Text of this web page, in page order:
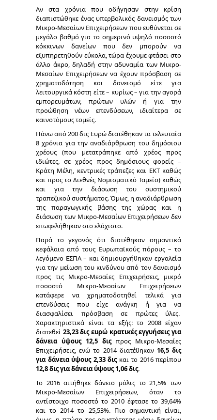
Αν στα χρόνια που οδήγησαν στην κρίση
διαπιστώθηκε ένας υπερβολικός δανεισμός των
Μικρο-Μεσαίων Επιχειρήσεων που ευθύνεται σε
μεγάλο βαθμό για το σημερινό υψηλό ποσοστό
κόκκινων δανείων που δεν μπορούν να
εξυπηρετηθούν εύκολα, τώρα έχουμε φτάσει στο
άλλο άκρο, δηλαδή στην αδυναμία των Μικρο-
Μεσαίων Επιχειρήσεων να έχουν πρόσβαση σε
χρηματοδότηση και δανεισμό είτε για
λειτουργικά κόστη είτε – κυρίως – για την αγορά
εμπορευμάτων, πρώτων υλών ή για την
προώθηση νέων επενδύσεων, ιδιαίτερα σε
καινοτόμους τομείς.
Πάνω από 200 δις Ευρώ διατέθηκαν τα τελευταία
8 χρόνια για την αναδιάρθρωση του δημόσιου
χρέους (που μετατράπηκε από χρέος προς
ιδιώτες, σε χρέος προς δημόσιους φορείς –
Κράτη Μέλη, κεντρικές τράπεζες και ΕΚΤ καθώς
και προς το Διεθνές Νομισματικό Ταμείο) καθώς
και για την διάσωση του συστημικού
τραπεζικού συστήματος. Όμως, η αναδιάρθρωση
της παραγωγικής βάσης της χώρας και η
διάσωση των Μικρο-Μεσαίων Επιχειρήσεων δεν
επωφελήθηκαν στο ελάχιστο.
Παρά το γεγονός ότι διατέθηκαν σημαντικά
κεφάλαια από τους Ευρωπαϊκούς πόρους – το
λεγόμενο ΕΣΠΑ – και δημιουργήθηκαν εργαλεία
για την μείωση του κινδύνου από τον δανεισμό
προς τις Μικρο-Μεσαίες Επιχειρήσεις, μικρό
ποσοστό Μικρο-Μεσαίων Επιχειρήσεων
κατάφερε να χρηματοδοτηθεί τελικά για
επενδύσεις που είχε ανάγκη ή για να
διασφαλίσει πρόσβαση σε πρώτες ύλες.
Χαρακτηριστικά είναι τα εξής: το 2008 είχαν
διατεθεί 23,23 δις ευρώ κρατικές εγγυήσεις για
δάνεια ύψους 12,5 διςπρος Μικρο-Μεσαίες
Επιχειρήσεις, ενώ το 2014 διατέθηκαν 16,5 δις
για δάνεια ύψους 2,33 διςκαι το 2016 περίπου
12,8 δις για δάνεια ύψους 1,06 δις.
Το 2016 αιτήθηκε δάνειο μόλις το 21,5% των
Μικρο-Μεσαίων Επιχειρήσεων, όταν το
αντίστοιχο ποσοστό το 2010 έφτασε το 39,64%
και το 2014 το 25,53%. Πιο σημαντική είναι,